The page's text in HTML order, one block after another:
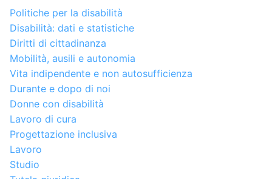
Politiche per la disabilità
Disabilità: dati e statistiche
Diritti di cittadinanza
Mobilità, ausili e autonomia
Vita indipendente e non autosufficienza
Durante e dopo di noi
Donne con disabilità
Lavoro di cura
Progettazione inclusiva
Lavoro
Studio